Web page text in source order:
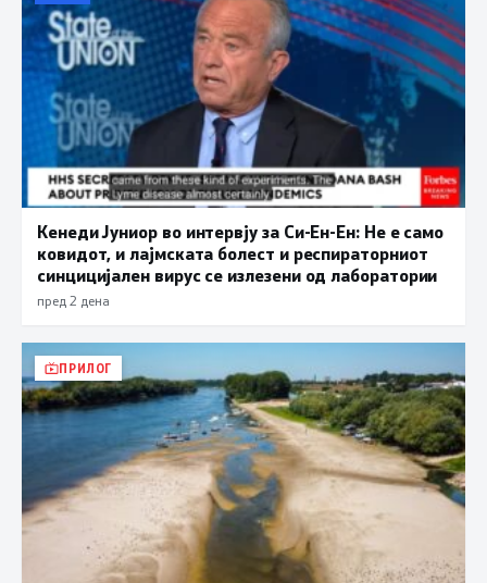
Кенеди Јуниор во интервју за Си-Ен-Ен: Не е само
ковидот, и лајмската болест и респираторниот
синцицијален вирус се излезени од лаборатории
пред 2 дена
ПРИЛОГ